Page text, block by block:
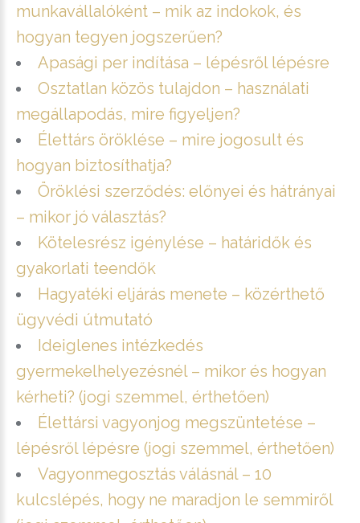
munkavállalóként – mik az indokok, és
hogyan tegyen jogszerűen?
Apasági per indítása – lépésről lépésre
Osztatlan közös tulajdon – használati
megállapodás, mire figyeljen?
Élettárs öröklése – mire jogosult és
hogyan biztosíthatja?
Öröklési szerződés: előnyei és hátrányai
– mikor jó választás?
Kötelesrész igénylése – határidők és
gyakorlati teendők
Hagyatéki eljárás menete – közérthető
ügyvédi útmutató
Ideiglenes intézkedés
gyermekelhelyezésnél – mikor és hogyan
kérheti? (jogi szemmel, érthetően)
Élettársi vagyonjog megszüntetése –
lépésről lépésre (jogi szemmel, érthetően)
Vagyonmegosztás válásnál – 10
kulcslépés, hogy ne maradjon le semmiről